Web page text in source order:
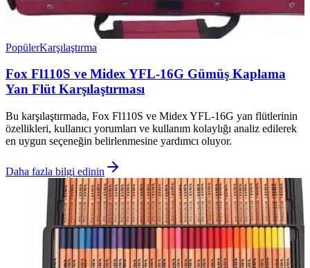
PopülerKarşılaştırma
Fox Fl110S ve Midex YFL-16G Gümüş Kaplama
Yan Flüt Karşılaştırması
Bu karşılaştırmada, Fox Fl110S ve Midex YFL-16G yan flütlerinin
özellikleri, kullanıcı yorumları ve kullanım kolaylığı analiz edilerek
en uygun seçeneğin belirlenmesine yardımcı oluyor.
Daha fazla bilgi edinin